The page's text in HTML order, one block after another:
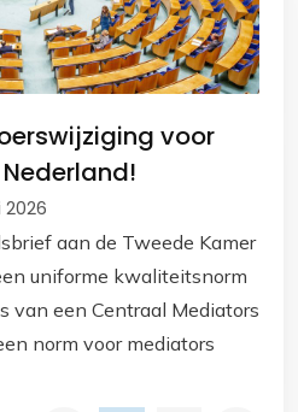
voor
aan de Tweede Kamer
uniforme kwaliteitsnorm
van een Centraal Mediators
norm voor mediators